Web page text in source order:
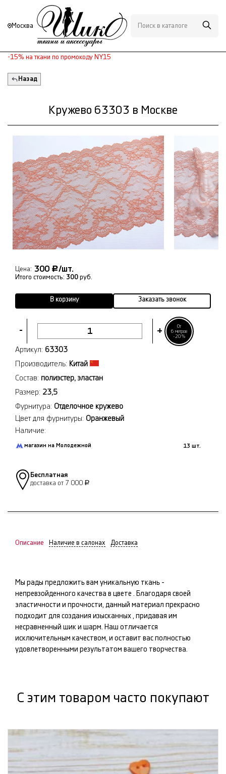
Москва
-15% на ткани по промокоду NY15
Назад
Кружево 63303 в Москве
- +
От
6 метров
-20%
Цена: 300 Р/шт.
Итого стоимость: 300 руб.
В корзину Заказать звонок
Артикул: 63303
Производитель: Китай
Состав: полиэстер, эластан
Размер: 23,5
Фурнитура: Отделочное кружево
Цвет для фурнитуры: Оранжевый
Наличие:
магазин на Молодежной 13 шт.
Бесплатная
доставка от 7 000 Р
Описание Наличие в салонах Доставка
Мы рады предложить вам уникальную ткань -
непревзойденного качества в цвете . Благодаря своей
эластичности и прочности, данный материал прекрасно
подходит для создания изысканных , придавая им
несравненный шик и шарм. Наш отличается
исключительным качеством, и оставит вас полностью
удовлетворенными результатом вашего творчества.
С этим товаром часто покупают